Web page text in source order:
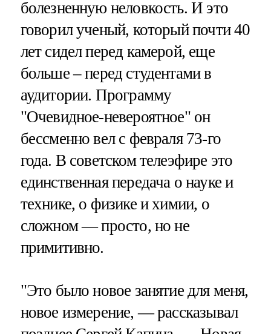
болезненную неловкость. И это
говорил ученый, который почти 40
лет сидел перед камерой, еще
больше – перед студентами в
аудитории. Программу
"Очевидное-невероятное" он
бессменно вел с февраля 73-го
года. В советском телеэфире это
единственная передача о науке и
технике, о физике и химии, о
сложном — просто, но не
примитивно.
"Это было новое занятие для меня,
новое измерение, — рассказывал